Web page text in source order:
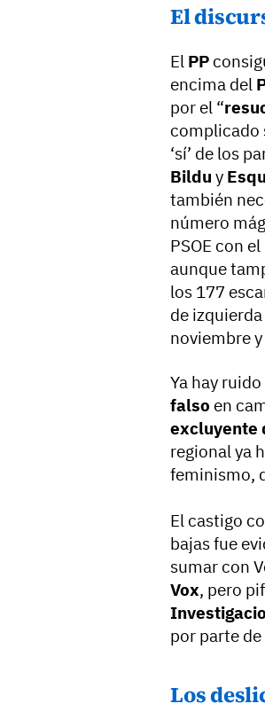
El
El PP
encima del
por el “
complicado
‘sí’ de los
Bildu y
también
número
PSOE con
aunque
los 177
de
noviembre
Ya hay
falso en
excluyente
regional ya
feminismo,
El castigo
bajas fue
sumar con
Vox, pero
por parte
Los